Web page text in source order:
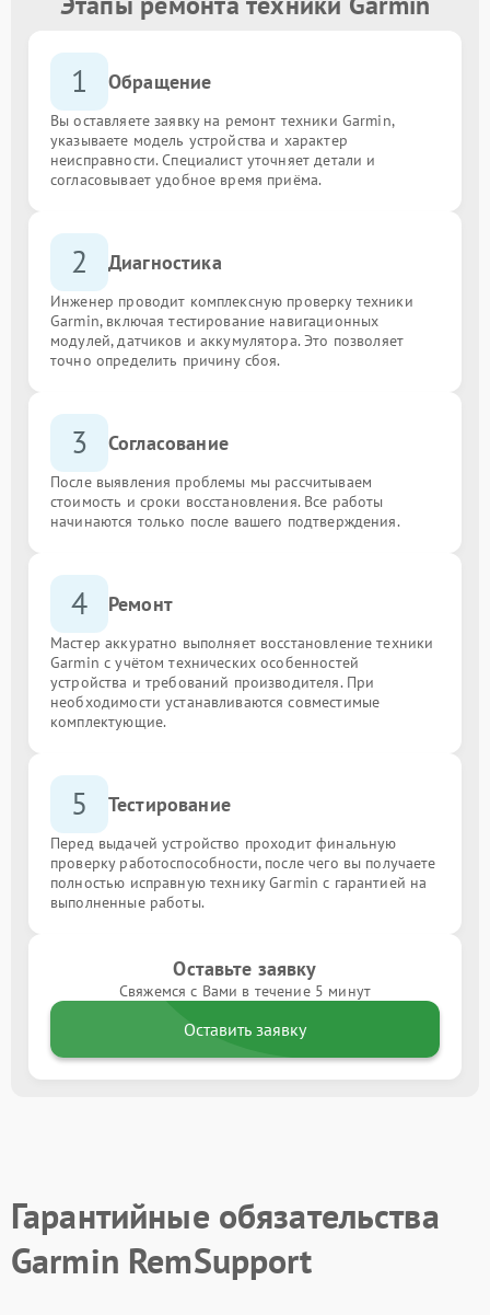
1 Обращение
Вы оставляете заявку на ремонт техники Garmin,
указываете модель устройства и характер
неисправности. Специалист уточняет детали и
согласовывает удобное время приёма.
2 Диагностика
Инженер проводит комплексную проверку техники
Garmin, включая тестирование навигационных
модулей, датчиков и аккумулятора. Это позволяет
точно определить причину сбоя.
3 Согласование
После выявления проблемы мы рассчитываем
стоимость и сроки восстановления. Все работы
начинаются только после вашего подтверждения.
4 Ремонт
Мастер аккуратно выполняет восстановление техники
Garmin с учётом технических особенностей
устройства и требований производителя. При
необходимости устанавливаются совместимые
комплектующие.
5 Тестирование
Перед выдачей устройство проходит финальную
проверку работоспособности, после чего вы получаете
полностью исправную технику Garmin с гарантией на
выполненные работы.
Оставьте заявку
Свяжемся с Вами в течение 5 минут
Оставить заявку
Гарантийные обязательства
Garmin RemSupport